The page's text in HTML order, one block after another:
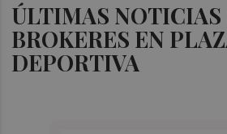
ÚLTIMAS NOTICIAS
BROKERES EN
DEPORTIVA